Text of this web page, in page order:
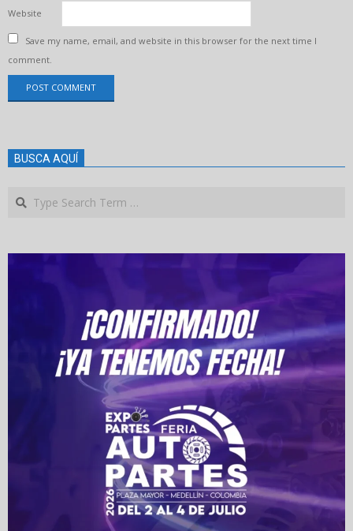
Website
Save my name, email, and website in this browser for the next time I
comment.
BUSCA AQUÍ
Search